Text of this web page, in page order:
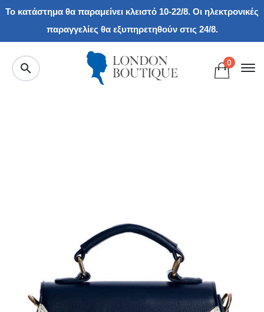
Το κατάστημα θα παραμείνει κλειστό 10-22/8. Οι ηλεκτρονικές
παραγγελίες θα εξυπηρετηθούν στις 24/8.
0